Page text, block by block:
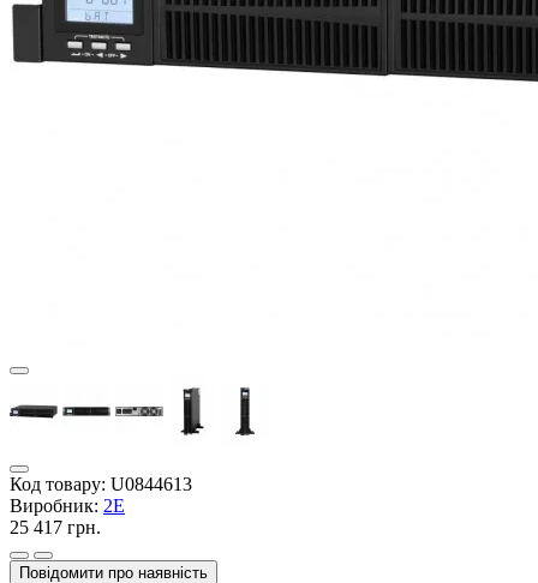
Код товару: U0844613
Виробник: 2E
25 417 грн.
Повідомити про наявність